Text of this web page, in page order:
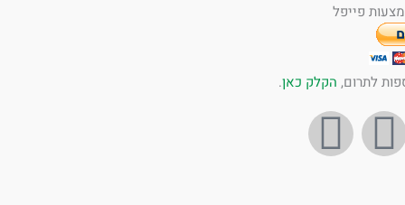
פייפל
לתרום, הקלק כאן.
Y
I